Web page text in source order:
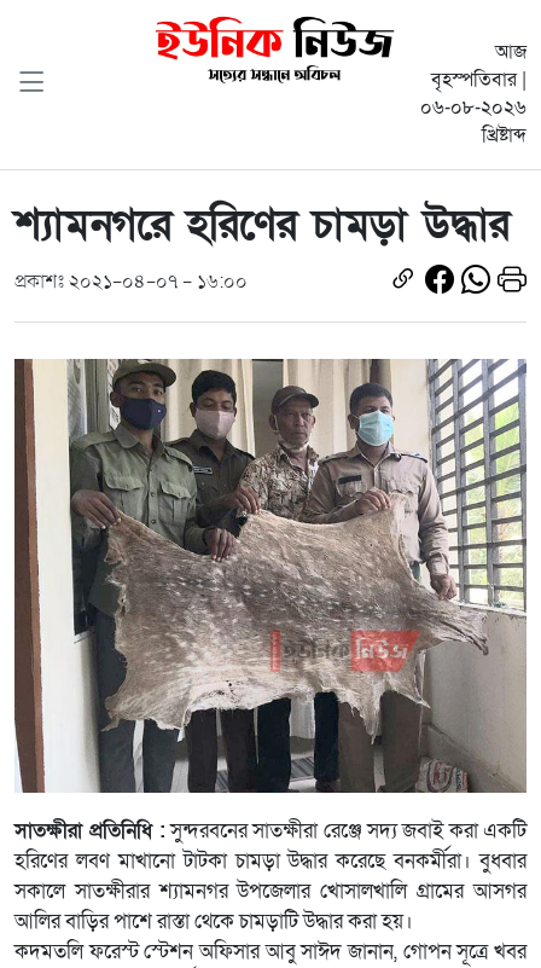
আজ
বৃহস্পতিবার |
০৬-০৮-২০২৬
খ্রিষ্টাব্দ
শ্যামনগরে হরিণের চামড়া উদ্ধার
প্রকাশঃ ২০২১-০৪-০৭ - ১৬:০০
সাতক্ষীরা প্রতিনিধি :সুন্দরবনের সাতক্ষীরা রেঞ্জে সদ্য জবাই করা একটি
হরিণের লবণ মাখানো টাটকা চামড়া উদ্ধার করেছে বনকর্মীরা। বুধবার
সকালে সাতক্ষীরার শ্যামনগর উপজেলার খোসালখালি গ্রামের আসগর
আলির বাড়ির পাশে রাস্তা থেকে চামড়াটি উদ্ধার করা হয়।
কদমতলি ফরেস্ট স্টেশন অফিসার আবু সাঈদ জানান, গোপন সূত্রে খবর